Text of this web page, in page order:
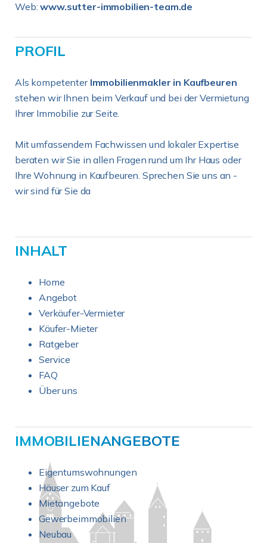
Web:www.sutter-immobilien-team.de
PROFIL
Als kompetenter Immobilienmakler in Kaufbeuren
stehen wir Ihnen beim Verkauf und bei der Vermietung
Ihrer Immobilie zur Seite.
Mit umfassendem Fachwissen und lokaler Expertise
beraten wir Sie in allen Fragen rund um Ihr Haus oder
Ihre Wohnung in Kaufbeuren. Sprechen Sie uns an -
wir sind für Sie da
INHALT
Home
Angebot
Verkäufer-Vermieter
Käufer-Mieter
Ratgeber
Service
FAQ
Über uns
IMMOBILIENANGEBOTE
Eigentumswohnungen
Häuser zum Kauf
Mietangebote
Gewerbeimmobilien
Neubau